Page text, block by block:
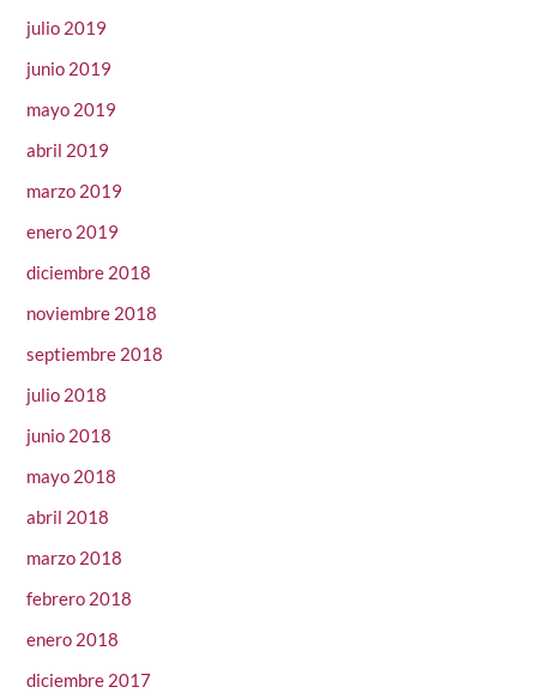
julio 2019
junio 2019
mayo 2019
abril 2019
marzo 2019
enero 2019
diciembre 2018
noviembre 2018
septiembre 2018
julio 2018
junio 2018
mayo 2018
abril 2018
marzo 2018
febrero 2018
enero 2018
diciembre 2017